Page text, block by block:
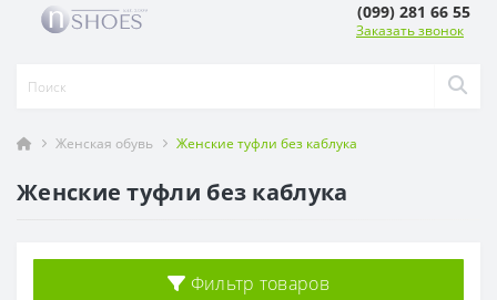
(099) 281 66 55
Заказать звонок
Женская обувь Женские туфли без каблука
Женские туфли без каблука
Фильтр товаров